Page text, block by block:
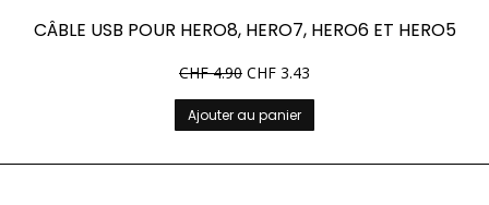
CÂBLE USB POUR HERO8, HERO7, HERO6 ET HERO5
CHF4.90 CHF 3.43
Ajouter au panier